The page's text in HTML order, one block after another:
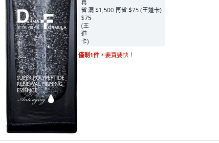
满 $1,500 再省 $75 (王道卡)
僅剩1件， 要買要快！